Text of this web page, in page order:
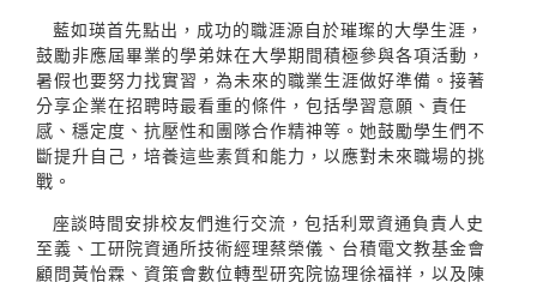
藍如瑛首先點出，成功的職涯源自於璀璨的大學生涯，
鼓勵非應屆畢業的學弟妹在大學期間積極參與各項活動，
暑假也要努力找實習，為未來的職業生涯做好準備。接著
分享企業在招聘時最看重的條件，包括學習意願、責任
感、穩定度、抗壓性和團隊合作精神等。她鼓勵學生們不
斷提升自己，培養這些素質和能力，以應對未來職場的挑
戰。
座談時間安排校友們進行交流，包括利眾資通負責人史
至義、工研院資通所技術經理蔡榮儀、台積電文教基金會
顧問黃怡霖、資策會數位轉型研究院協理徐福祥，以及陳